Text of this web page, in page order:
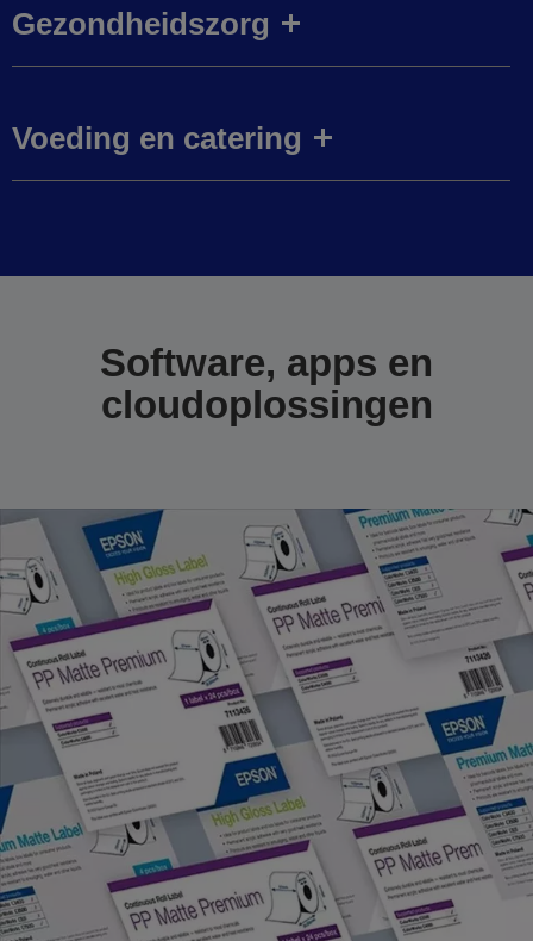
Gezondheidszorg
Voeding en catering
Software, apps en
cloudoplossingen